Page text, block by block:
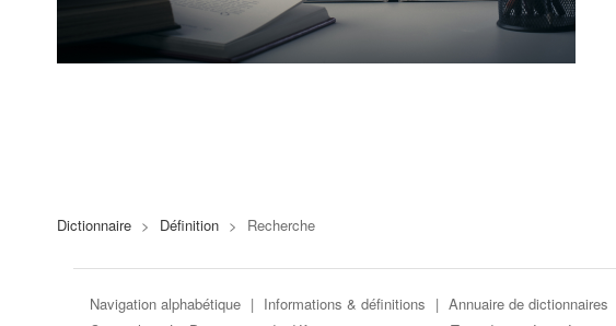
Dictionnaire > Définition > Recherche
Navigation alphabétique | Informations & définitions | Annuaire de dictionnaires